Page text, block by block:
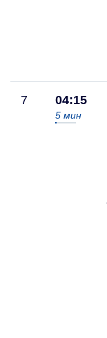
7 04:15
5 мин